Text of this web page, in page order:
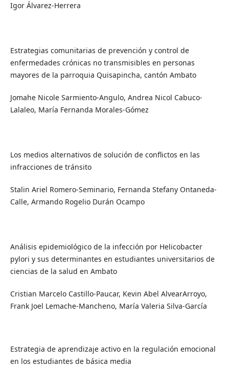
Igor Álvarez-Herrera
Estrategias comunitarias de prevención y control de
enfermedades crónicas no transmisibles en personas
mayores de la parroquia Quisapincha, cantón Ambato
Jomahe Nicole Sarmiento-Angulo, Andrea Nicol Cabuco-
Lalaleo, María Fernanda Morales-Gómez
Los medios alternativos de solución de conflictos en las
infracciones de tránsito
Stalin Ariel Romero-Seminario, Fernanda Stefany Ontaneda-
Calle, Armando Rogelio Durán Ocampo
Análisis epidemiológico de la infección por Helicobacter
pylori y sus determinantes en estudiantes universitarios de
ciencias de la salud en Ambato
Cristian Marcelo Castillo-Paucar, Kevin Abel AlvearArroyo,
Frank Joel Lemache-Mancheno, María Valeria Silva-García
Estrategia de aprendizaje activo en la regulación emocional
en los estudiantes de básica media